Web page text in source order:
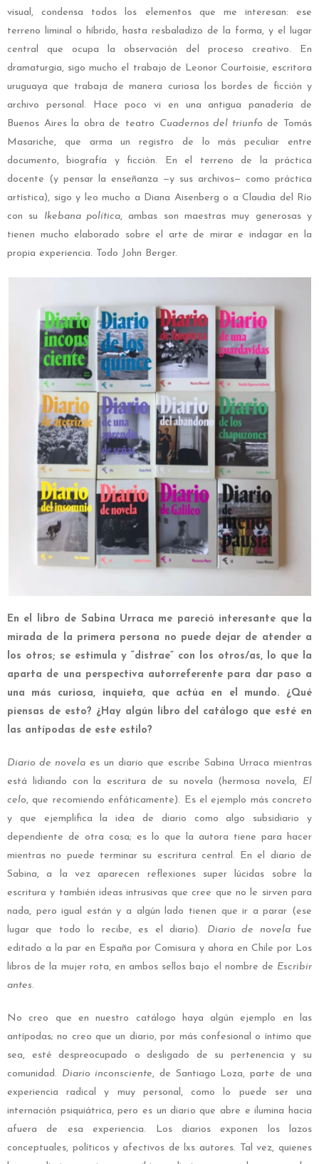
visual, condensa todos los elementos que me interesan: ese
terreno liminal o híbrido, hasta resbaladizo de la forma, y el lugar
central que ocupa la observación del proceso creativo. En
dramaturgia, sigo mucho el trabajo de Leonor Courtoisie, escritora
uruguaya que trabaja de manera curiosa los bordes de ficción y
archivo personal. Hace poco vi en una antigua panadería de
Buenos Aires la obra de teatro Cuadernos del triunfode Tomás
Masariche, que arma un registro de lo más peculiar entre
documento, biografía y ficción. En el terreno de la práctica
docente (y pensar la enseñanza —y sus archivos— como práctica
artística), sigo y leo mucho a Diana Aisenberg o a Claudia del Río
con su Ikebana política, ambas son maestras muy generosas y
tienen mucho elaborado sobre el arte de mirar e indagar en la
propia experiencia. Todo John Berger.
En el libro de Sabina Urraca me pareció interesante que la
mirada de la primera persona no puede dejar de atender a
los otros; se estimula y “distrae” con los otros/as, lo que la
aparta de una perspectiva autorreferente para dar paso a
una más curiosa, inquieta, que actúa en el mundo. ¿Qué
piensas de esto? ¿Hay algún libro del catálogo que esté en
las antípodas de este estilo?
Diario de novela es un diario que escribe Sabina Urraca mientras
está lidiando con la escritura de su novela (hermosa novela, El
celo, que recomiendo enfáticamente). Es el ejemplo más concreto
y que ejemplifica la idea de diario como algo subsidiario y
dependiente de otra cosa; es lo que la autora tiene para hacer
mientras no puede terminar su escritura central. En el diario de
Sabina, a la vez aparecen reflexiones super lúcidas sobre la
escritura y también ideas intrusivas que cree que no le sirven para
nada, pero igual están y a algún lado tienen que ir a parar (ese
lugar que todo lo recibe, es el diario). Diario de novelafue
editado a la par en España por Comisura y ahora en Chile por Los
libros de la mujer rota, en ambos sellos bajo el nombre de Escribir
antes.
No creo que en nuestro catálogo haya algún ejemplo en las
antípodas; no creo que un diario, por más confesional o íntimo que
sea, esté despreocupado o desligado de su pertenencia y su
comunidad. Diario inconsciente, de Santiago Loza, parte de una
experiencia radical y muy personal, como lo puede ser una
internación psiquiátrica, pero es un diario que abre e ilumina hacia
afuera de esa experiencia. Los diarios exponen los lazos
conceptuales, políticos y afectivos de lxs autores. Tal vez, quienes